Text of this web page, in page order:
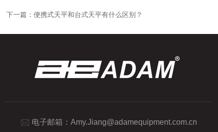
下一篇：便携式天平和台式天平有什么区别？
电子邮箱： Amy.Jiang@adamequipment.com.cn